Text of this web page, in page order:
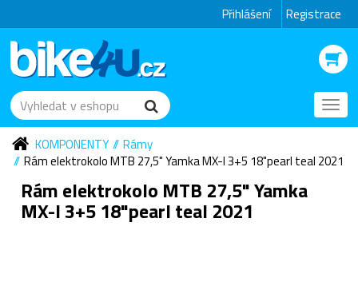
Přihlášení Registrace
KOMPONENTY
Rámy
Rám elektrokolo MTB 27,5" Yamka MX-I 3+5 18"pearl teal 2021
Rám elektrokolo MTB 27,5" Yamka
MX-I 3+5 18"pearl teal 2021